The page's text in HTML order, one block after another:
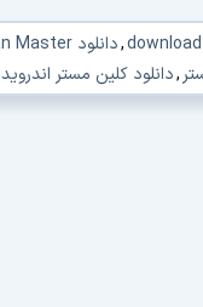
,دانلود Clean Master
,دانلود کلین مستر اندروید
ناخواسته,